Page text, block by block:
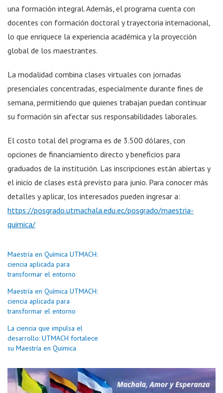
una formación integral. Además, el programa cuenta con
docentes con formación doctoral y trayectoria internacional,
lo que enriquece la experiencia académica y la proyección
global de los maestrantes.
La modalidad combina clases virtuales con jornadas
presenciales concentradas, especialmente durante fines de
semana, permitiendo que quienes trabajan puedan continuar
su formación sin afectar sus responsabilidades laborales.
El costo total del programa es de 3.500 dólares, con
opciones de financiamiento directo y beneficios para
graduados de la institución. Las inscripciones están abiertas y
el inicio de clases está previsto para junio. Para conocer más
detalles y aplicar, los interesados pueden ingresar a:
https://posgrado.utmachala.edu.ec/posgrado/maestria-
quimica/
Maestría en Química UTMACH:
ciencia aplicada para
transformar el entorno
Maestría en Química UTMACH:
ciencia aplicada para
transformar el entorno
La ciencia que impulsa el
desarrollo: UTMACH fortalece
su Maestría en Química